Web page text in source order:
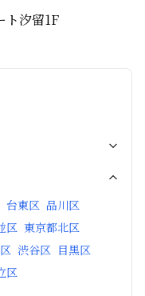
ト汐留1F
台東区 品川区
区 東京都北区
渋谷区 目黒区
区